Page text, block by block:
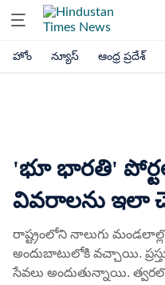
హోం న్యూస్ ఆంధ్ర ప్రదేశ్
'భూ భారతి'
వివరాలను ఇలా
రాష్ట్రంలోని నాలుగు
అందుబాటులోకి వచ్చాయి.
సేవలు అందుతున్నాయి.